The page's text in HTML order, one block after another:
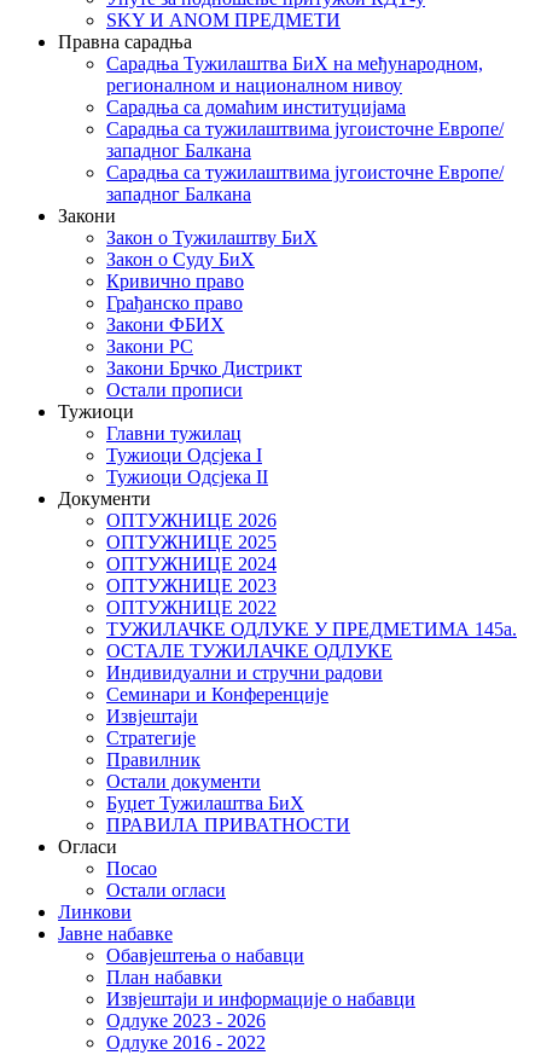
SKY И ANOM ПРЕДМЕТИ
Правна сарадња
Сарадња Тужилаштва БиХ на међународном,
регионалном и националном нивоу
Сарадња са домаћим институцијама
Сарадња са тужилаштвима југоисточне Европе/
западног Балкана
Сарадња са тужилаштвима југоисточне Европе/
западног Балкана
Закони
Закон о Тужилаштву БиХ
Закон о Суду БиХ
Кривично право
Грађанско право
Закони ФБИХ
Закони РС
Закони Брчко Дистрикт
Остали прописи
Тужиоци
Главни тужилац
Тужиоци Oдсјекa I
Тужиоци Oдсјекa II
Документи
ОПТУЖНИЦЕ 2026
ОПТУЖНИЦЕ 2025
ОПТУЖНИЦЕ 2024
ОПТУЖНИЦЕ 2023
ОПТУЖНИЦЕ 2022
ТУЖИЛАЧКЕ ОДЛУКЕ У ПРЕДМЕТИМА 145а.
ОСТАЛЕ ТУЖИЛАЧКЕ ОДЛУКЕ
Индивидуални и стручни радови
Семинари и Конференције
Извјештаји
Стратегије
Правилник
Остали документи
Буџет Тужилаштва БиХ
ПРАВИЛА ПРИВАТНОСТИ
Огласи
Посао
Остали огласи
Линкови
Јавне набавке
Обавјештења о набавци
План набавки
Извјештаји и информације о набавци
Одлуке 2023 - 2026
Одлуке 2016 - 2022